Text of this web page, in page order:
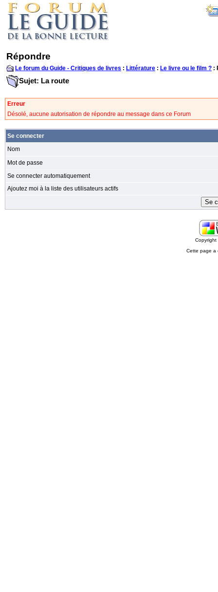
Répondre
Le forum du Guide - Critiques de livres : Littérature : Le livre ou le film ? :
Sujet: La route
Erreur
Désolé, aucune autorisation de répondre au message dans ce Forum
Se connecter
Nom
Mot de passe
Se connecter automatiquement
Ajoutez moi à la liste des utilisateurs actifs
Cette page a